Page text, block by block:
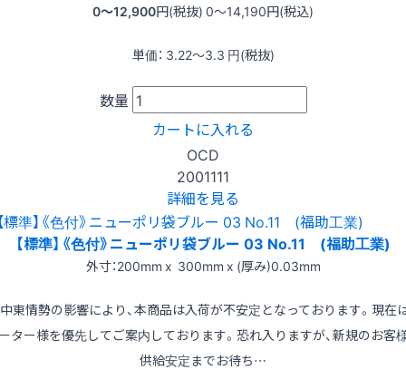
0〜12,900円(税抜) 0〜14,190円(税込)
単価： 3.22〜3.3 円(税抜)
数量
カートに入れる
OCD
2001111
詳細を見る
【標準】《色付》ニューポリ袋ブルー 03 No.11 (福助工業)
外寸：200mm x 300mm x (厚み)0.03mm
東情勢の影響により、本商品は入荷が不安定となっております。現在
ター様を優先してご案内しております。恐れ入りますが、新規のお客
供給安定までお待ち…